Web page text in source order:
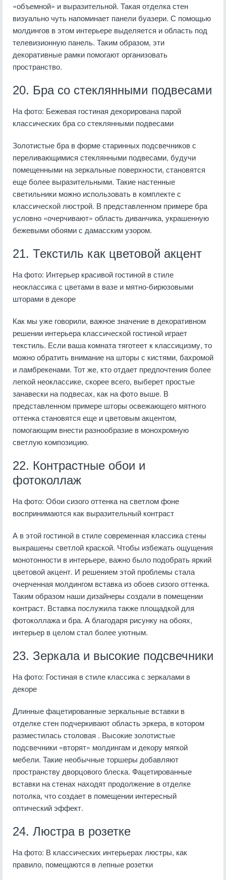
«объемной» и выразительной. Такая отделка стен
визуально чуть напоминает панели буазери. С помощью
молдингов в этом интерьере выделяется и область под
телевизионную панель. Таким образом, эти
декоративные рамки помогают организовать
пространство.
20. Бра со стеклянными подвесами
На фото: Бежевая гостиная декорирована парой
классических бра со стеклянными подвесами
Золотистые бра в форме старинных подсвечников с
переливающимися стеклянными подвесами, будучи
помещенными на зеркальные поверхности, становятся
еще более выразительными. Такие настенные
светильники можно использовать в комплекте с
классической люстрой. В представленном примере бра
условно «очерчивают» область диванчика, украшенную
бежевыми обоями с дамасским узором.
21. Текстиль как цветовой акцент
На фото: Интерьер красивой гостиной в стиле
неоклассика с цветами в вазе и мятно-бирюзовыми
шторами в декоре
Как мы уже говорили, важное значение в декоративном
решении интерьера классической гостиной играет
текстиль. Если ваша комната тяготеет к классицизму, то
можно обратить внимание на шторы с кистями, бахромой
и ламбрекенами. Тот же, кто отдает предпочтения более
легкой неоклассике, скорее всего, выберет простые
занавески на подвесах, как на фото выше. В
представленном примере шторы освежающего мятного
оттенка становятся еще и цветовым акцентом,
помогающим внести разнообразие в монохромную
светлую композицию.
22. Контрастные обои и
фотоколлаж
На фото: Обои сизого оттенка на светлом фоне
воспринимаются как выразительный контраст
А в этой гостиной в стиле современная классика стены
выкрашены светлой краской. Чтобы избежать ощущения
монотонности в интерьере, важно было подобрать яркий
цветовой акцент. И решением этой проблемы стала
очерченная молдингом вставка из обоев сизого оттенка.
Таким образом наши дизайнеры создали в помещении
контраст. Вставка послужила также площадкой для
фотоколлажа и бра. А благодаря рисунку на обоях,
интерьер в целом стал более уютным.
23. Зеркала и высокие подсвечники
На фото: Гостиная в стиле классика с зеркалами в
декоре
Длинные фацетированные зеркальные вставки в
отделке стен подчеркивают область эркера, в котором
разместилась столовая . Высокие золотистые
подсвечники «вторят» молдингам и декору мягкой
мебели. Такие необычные торшеры добавляют
пространству дворцового блеска. Фацетированные
вставки на стенах находят продолжение в отделке
потолка, что создает в помещении интересный
оптический эффект.
24. Люстра в розетке
На фото: В классических интерьерах люстры, как
правило, помещаются в лепные розетки